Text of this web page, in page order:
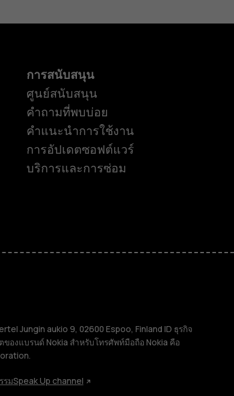
การสนับสนุน
ศูนย์สนับสนุน
คำถามที่พบบ่อย
คำแนะนำการใช้งาน
การอัปเดตซอฟต์แวร์
บริการและการซ่อม
Jungin aukio 9, 02600 Espoo, Finland ID ธุรกิจ
องแบรนด์ Nokia สำหรับโทรศัพท์มือถือ Nokia คือ
รมSpeak Up channel